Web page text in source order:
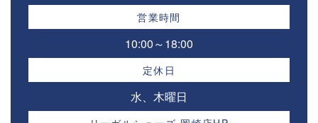
営業時間
10:00～18:00⁣
定休日
水、木曜日